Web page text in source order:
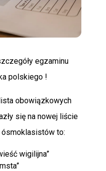
egzaminu
polskiego !
obowiązkowych
się na nowej liście
to:
wigilijna”